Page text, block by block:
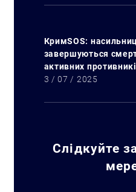
КримSOS:
завершуються
активних
3 / 07 / 2025
Слідкуйте